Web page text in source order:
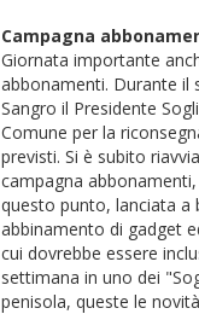
Campagna
Giornata importante
abbonamenti. Durante il
Sangro il Presidente
Comune per la
previsti. Si è subito
campagna
questo punto, lanciata a
abbinamento di gadget
cui dovrebbe essere
settimana in uno dei
penisola, queste le